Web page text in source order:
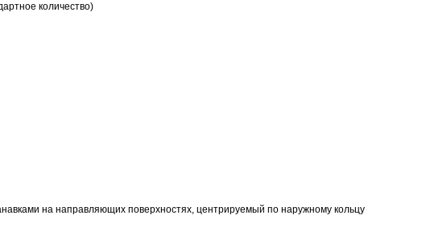
количество)
на направляющих поверхностях, центрируемый по наружному кольцу